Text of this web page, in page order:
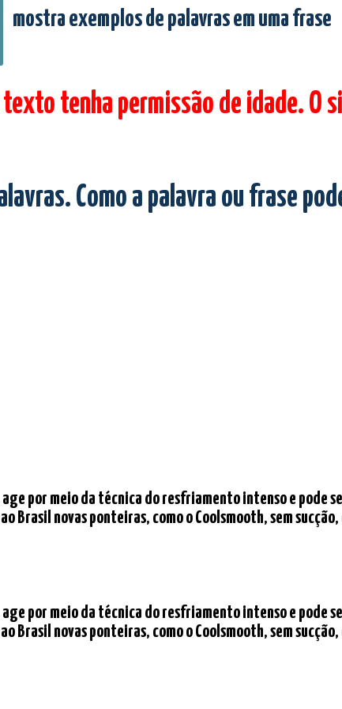
mostra exemplos de palavras em uma frase
tenha permissão de idade. O
Como a palavra ou frase
por meio da técnica do resfriamento intenso e pode
Brasil novas ponteiras, como o Coolsmooth, sem
por meio da técnica do resfriamento intenso e pode
Brasil novas ponteiras, como o Coolsmooth, sem